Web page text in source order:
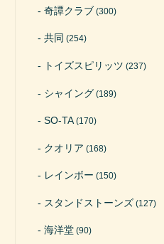
奇譚クラブ (300)
共同 (254)
トイズスピリッツ (237)
シャイング (189)
SO-TA(170)
クオリア (168)
レインボー (150)
スタンドストーンズ (127)
海洋堂 (90)